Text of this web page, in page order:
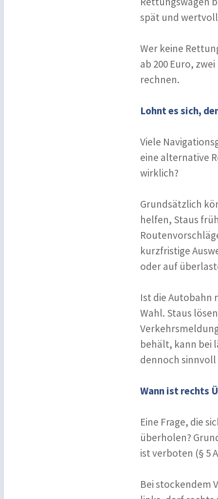
spät und
Wer keine
ab 200 Euro,
rechnen.
Lohnt es sich,
Viele
eine alternative
wirklich?
Grundsätzlich
helfen, Staus
kurzfristige
oder auf
Ist die Autobahn
Wahl. Staus
behält, kann bei
dennoch
Wann ist rechts
Eine Frage, die
überholen?
ist verboten (§ 5
Bei stockendem